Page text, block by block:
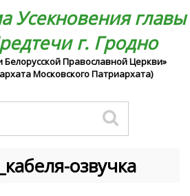
Усекновения главы
г. Гродно
Белорусской Православной Церкви»
Московского Патриархата)
озвучка